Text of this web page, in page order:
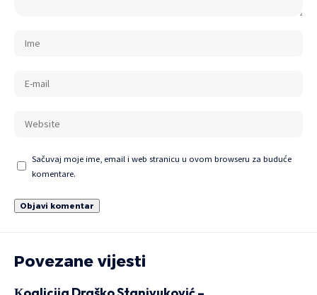
Sačuvaj moje ime, email i web stranicu u ovom browseru za buduće
komentare.
Povezane vijesti